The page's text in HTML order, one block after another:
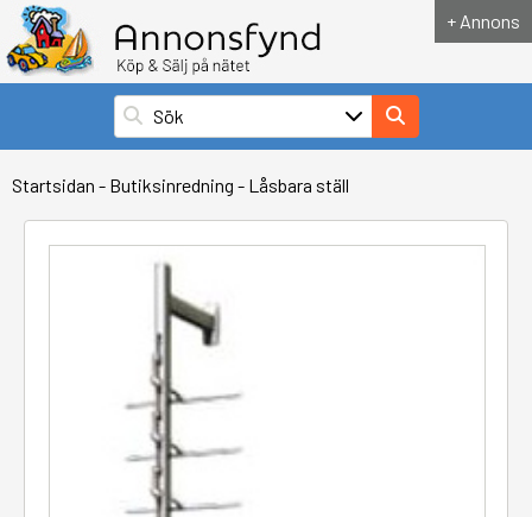
+ Annons
Startsidan - Butiksinredning - Låsbara ställ